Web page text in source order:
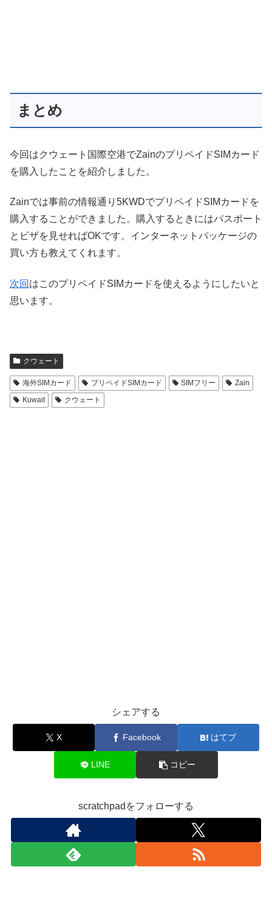
まとめ
今回はクウェート国際空港でZainのプリペイドSIMカード
を購入したことを紹介しました。
Zainでは事前の情報通り5KWDでプリペイドSIMカードを
購入することができました。購入するときにはパスポート
とビザを見せればOKです。インターネットパッケージの
買い方も教えてくれます。
次回 はこのプリペイドSIMカードを使えるようにしたいと
思います。
クウェート
海外SIMカード プリペイドSIMカード SIMフリー
Zain
Kuwait
クウェート
シェアする
X Facebook はてブ
LINE コピー
scratchpadをフォローする